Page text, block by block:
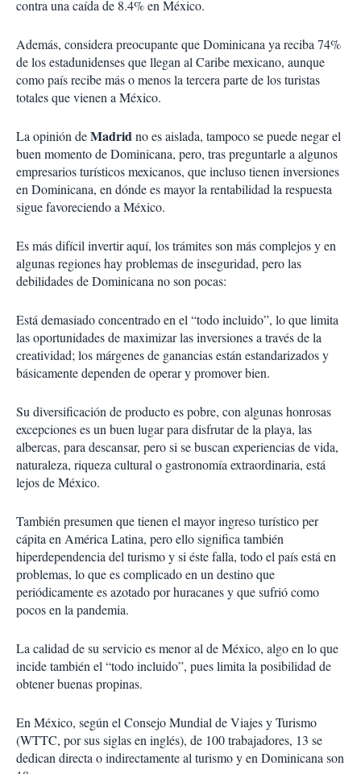
contra una caída de 8.4% en México.
Además, considera preocupante que Dominicana ya reciba 74%
de los estadunidenses que llegan al Caribe mexicano, aunque
como país recibe más o menos la tercera parte de los turistas
totales que vienen a México.
La opinión deMadridno es aislada, tampoco se puede negar el
buen momento de Dominicana, pero, tras preguntarle a algunos
empresarios turísticos mexicanos, que incluso tienen inversiones
en Dominicana, en dónde es mayor la rentabilidad la respuesta
sigue favoreciendo a México.
Es más difícil invertir aquí, los trámites son más complejos y en
algunas regiones hay problemas de inseguridad, pero las
debilidades de Dominicana no son pocas:
Está demasiado concentrado en el “todo incluido”, lo que limita
las oportunidades de maximizar las inversiones a través de la
creatividad; los márgenes de ganancias están estandarizados y
básicamente dependen de operar y promover bien.
Su diversificación de producto es pobre, con algunas honrosas
excepciones es un buen lugar para disfrutar de la playa, las
albercas, para descansar, pero si se buscan experiencias de vida,
naturaleza, riqueza cultural o gastronomía extraordinaria, está
lejos de México.
También presumen que tienen el mayor ingreso turístico per
cápita en América Latina, pero ello significa también
hiperdependencia del turismo y si éste falla, todo el país está en
problemas, lo que es complicado en un destino que
periódicamente es azotado por huracanes y que sufrió como
pocos en la pandemia.
La calidad de su servicio es menor al de México, algo en lo que
incide también el “todo incluido”, pues limita la posibilidad de
obtener buenas propinas.
En México, según el Consejo Mundial de Viajes y Turismo
(WTTC, por sus siglas en inglés), de 100 trabajadores, 13 se
dedican directa o indirectamente al turismo y en Dominicana son